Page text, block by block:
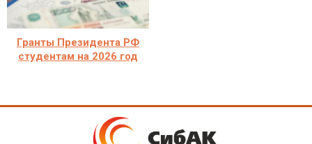
Гранты Президента РФ
студентам на 2026 год